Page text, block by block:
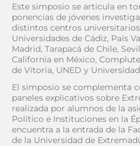
Este simposio se articula en
ponencias de jóvenes
distintos centros
Universidades de Cádiz, País
Madrid, Tarapacá de Chile,
California en México,
de Vitoria, UNED y
El simposio se complementa
paneles explicativos sobre
realizada por alumnos de la
Político e Instituciones en la
encuentra a la entrada de la
de la Universidad de